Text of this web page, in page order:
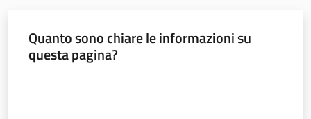
Quanto sono chiare le informazioni su
questa pagina?